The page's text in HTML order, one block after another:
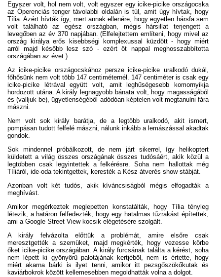
Egyszer volt, hol nem volt, volt egyszer egy icike-picike országocska
az Óperenciás tenger távolabbi oldalán is túl, amit úgy hívtak, hogy
Tília. Azért hívták így, mert annak ellenére, hogy egyetlen hársfa sem
volt található az egész országban, mégis hársillat terjengett a
levegőben az év 370 napjában. (Elfelejtettem említeni, hogy mivel az
ország királya erős kisebbségi komplexussal küzdött - hogy miért
arról majd később lesz szó - ezért öt nappal meghosszabbította
országában az évet.)
Az icike-picike országocskához persze icike-picike uralkodó dukál,
főhősünk nem volt több 147 centiméternél. 147 centiméter is csak egy
icike-picike létrával együtt volt, amit leghűségesebb komornyikja
hordozott utána. A király legnagyobb bánata volt, hogy magasságából
és (valljuk be), ügyetlenségéből adódóan képtelen volt megtanulni fára
mászni.
Nem volt sok király barátja, de a legtöbb uralkodó, akit ismert,
pompásan tudott felfelé mászni, nálunk inkább a lemászással akadtak
gondok.
Sok mindennel próbálkozott, de nem járt sikerrel, így helikoptert
küldetett a világ összes országának összes tudósáért, akik közül a
legtöbben csak legyintettek a felkérésre. Soha nem hallottak még
Tíliáról, ide-oda tekintgettek, keresték a Kész átverés show stábját.
Azonban volt két tudós, akik kíváncsiságból mégis elfogadták a
meghívást.
Amikor megérkeztek meglepetten konstatálták, hogy Tília tényleg
létezik, a határon felfedezték, hogy egy hatalmas tűzrakást építettek,
ami a Google Street View kocsik elégetésére szolgált.
A király felvázolta előttük a problémát, amire elsőre csak
meresztgették a szemüket, majd megkérték, hogy vezesse körbe
őket icike-picike országában. A király furcsának találta a kérést, soha
nem lépett ki gyönyörű palotájának kertjéből, nem is értette, hogy
miért akarna bárki is ilyet tenni, amikor itt pezsgőszökőkutak és
kaviárbokrok között kellemesebben megoldhatták volna a dolgot.